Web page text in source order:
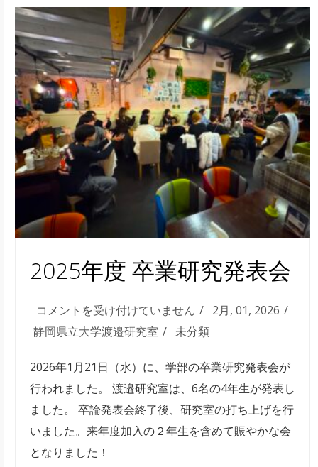
2025年度 卒業研究発表会
2025
年
卒
業
研
究
発
コメントを受け付けていません
2月, 01, 2026
静岡県立大学渡邉研究室
未分類
2026年1月21日（水）に、学部の卒業研究発表会が
行われました。 渡邉研究室は、6名の4年生が発表し
ました。 卒論発表会終了後、研究室の打ち上げを行
いました。来年度加入の２年生を含めて賑やかな会
となりました！